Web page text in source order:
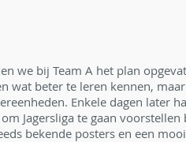
we bij Team A het plan
wat beter te leren kennen,
Enkele dagen later
Jagersliga te gaan
bekende posters en een